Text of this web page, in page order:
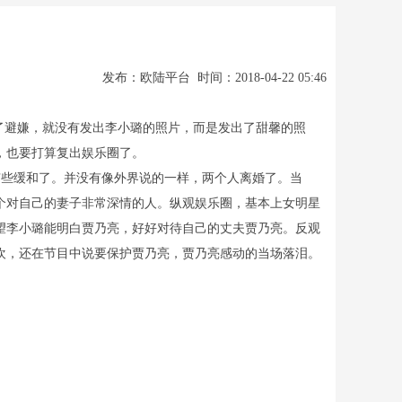
发布：欧陆平台 时间：2018-04-22 05:46
嫌，就没有发出李小璐的照片，而是发出了甜馨的照
要打算复出娱乐圈了。
缓和了。并没有像外界说的一样，两个人离婚了。当
自己的妻子非常深情的人。纵观娱乐圈，基本上女明星
小璐能明白贾乃亮，好好对待自己的丈夫贾乃亮。反观
还在节目中说要保护贾乃亮，贾乃亮感动的当场落泪。